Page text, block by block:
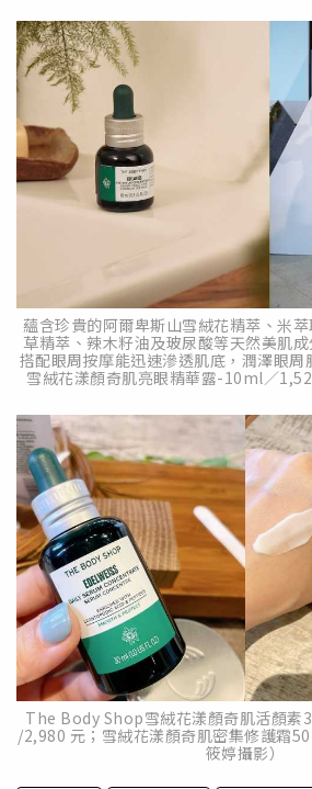
蘊含珍貴的阿爾卑斯山雪絨花精萃、米
草精萃、辣木籽油及玻尿酸等天然美肌
搭配眼周按摩能迅速滲透肌底，潤澤眼
雪絨花漾顏奇肌亮眼精華露-10ml／
The Body Shop雪絨花漾顏奇肌活顏
/2,980 元；雪絨花漾顏奇肌密集修護霜
筱婷攝影）